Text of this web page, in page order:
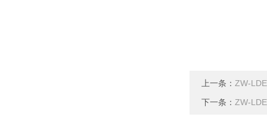
上一条： ZW-
下一条： ZW-